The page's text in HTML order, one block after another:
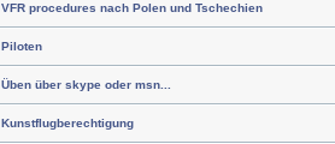
VFR procedures nach Polen und Tschechien
Piloten
Üben über skype oder msn...
Kunstflugberechtigung